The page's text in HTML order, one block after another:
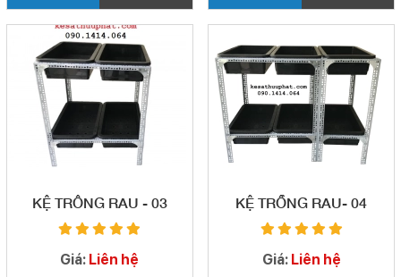
KỆ TRÔNG RAU - 03
Giá: Liên hệ
KỆ TRỒNG RAU- 04
Giá: Liên hệ